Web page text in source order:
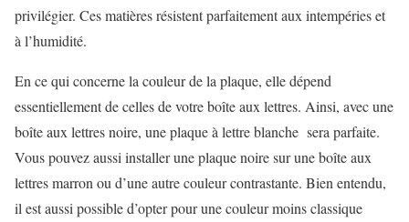
privilégier. Ces matières résistent parfaitement aux intempéries et
à l’humidité.
En ce qui concerne la couleur de la plaque, elle dépend
essentiellement de celles de votre boîte aux lettres. Ainsi, avec une
boîte aux lettres noire, une plaque à lettre blanche sera parfaite.
Vous pouvez aussi installer une plaque noire sur une boîte aux
lettres marron ou d’une autre couleur contrastante. Bien entendu,
il est aussi possible d’opter pour une couleur moins classique